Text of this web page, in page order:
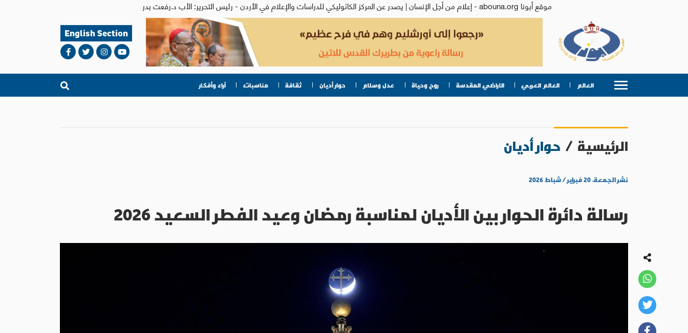
موقع أبونا abouna.org - إعلام من أجل الإنسان | يصدر عن المركز الكاثوليكي للدراسات والإعلام في الأردن - رئيس التحرير: الأب د.رفعت بدر
English Section
العالم العالم العربي الاراضي المقدسة روح وحياة عدل وسلام حوار أديان ثقافة مناسبات آراء وأفكار
الرئيسية / حوار أديان
نشر الجمعة، ٢٠ فبراير / شباط ٢٠٢٦
رسالة دائرة الحوار بين الأديان لمناسبة رمضان وعيد الفطر السعيد 2026